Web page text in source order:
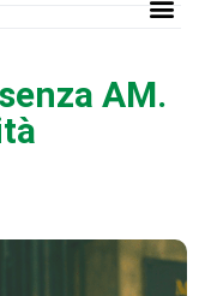
AM.